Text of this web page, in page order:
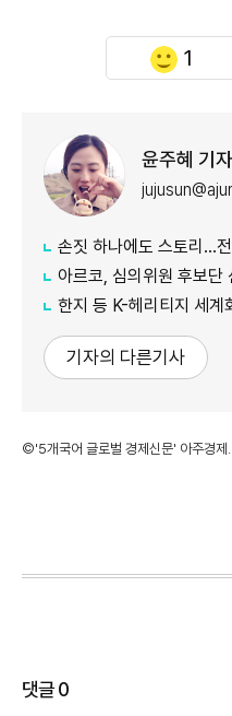
1
윤주혜 기자
손짓 하나에도 스토리…
아르코, 심의위원 후보단
한지 등 K-헤리티지 세계화
기자의 다른기사
©'5개국어 글로벌 경제신문' 아주경제.
댓글0